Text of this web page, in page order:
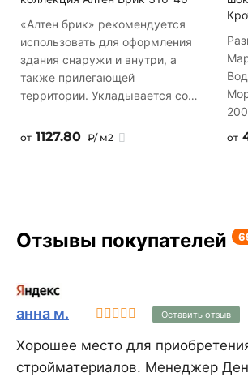
«Алтен брик» рекомендуется
использовать для оформления
здания снаружи и внутри, а
также прилегающей
территории. Укладывается со
продукции в рекламных
и возможностями полиграфии.
Декоративный кирпич,
от 1127.80 ₽/ м2 от
Отзывы покупателей
анна м. Оставить отзыв
Хорошее место для
стройматериалов. Менеджер